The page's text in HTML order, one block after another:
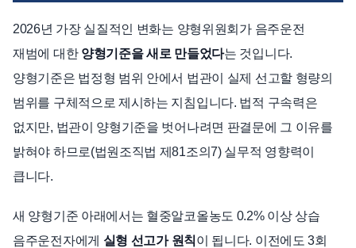
2026년 가장 실질적인 변화는 양형위원회가 음주운전
재범에 대한 양형기준을 새로 만들었다는 것입니다.
양형기준은 법정형 범위 안에서 법관이 실제 선고할 형량의
범위를 구체적으로 제시하는 지침입니다. 법적 구속력은
없지만, 법관이 양형기준을 벗어나려면 판결문에 그 이유를
밝혀야 하므로(법원조직법 제81조의7) 실무적 영향력이
큽니다.
새 양형기준 아래에서는 혈중알코올농도 0.2% 이상 상습
음주운전자에게 실형 선고가 원칙이 됩니다. 이전에도 3회